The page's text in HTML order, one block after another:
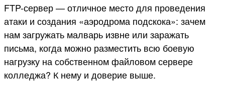
FTP-сервер — отличное место для проведения
атаки и создания «аэродрома подскока»: зачем
нам загружать малварь извне или заражать
письма, когда можно разместить всю боевую
нагрузку на собственном файловом сервере
колледжа? К нему и доверие выше.